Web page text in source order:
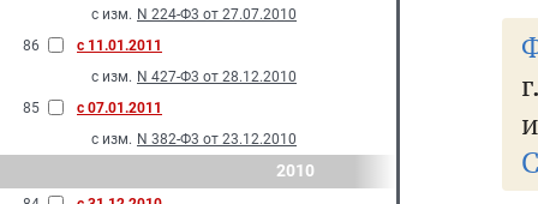
с изм. N 224-Ф3 от 27.07.2010
86
с 11.01.2011
с изм. N 427-Ф3 от 28.12.2010
85
с 07.01.2011
с изм. N 382-Ф3 от 23.12.2010
2010